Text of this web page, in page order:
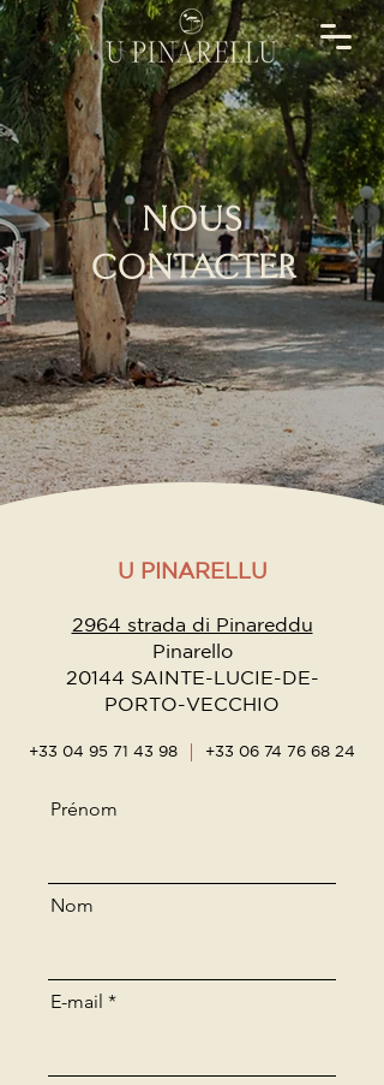
NOUS
CONTACTER
U PINARELLU
2964 strada di Pinareddu
Pinarello
20144 SAINTE-LUCIE-DE-
PORTO-VECCHIO
+33 04 95 71 43 98 +33 06 74 76 68 24
Prénom
Nom
E-mail